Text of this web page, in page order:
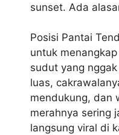
sunset. Ada
Posisi Pantai
untuk
sudut yang
luas,
mendukung, dan
merahnya sering
langsung viral di